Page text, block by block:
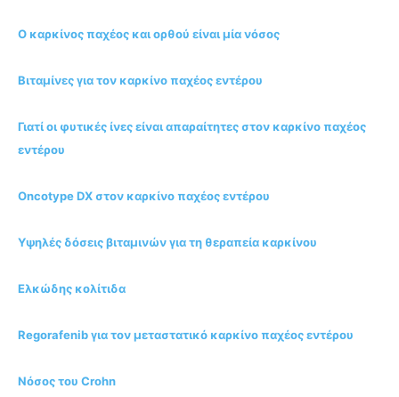
Ο καρκίνος παχέος και ορθού είναι μία νόσος
Βιταμίνες για τον καρκίνο παχέος εντέρου
Γιατί οι φυτικές ίνες είναι απαραίτητες στον καρκίνο παχέος
εντέρου
Oncotype DX στον καρκίνο παχέος εντέρου
Υψηλές δόσεις βιταμινών για τη θεραπεία καρκίνου
Ελκώδης κολίτιδα
Regorafenib για τον μεταστατικό καρκίνο παχέος εντέρου
Νόσος του Crohn